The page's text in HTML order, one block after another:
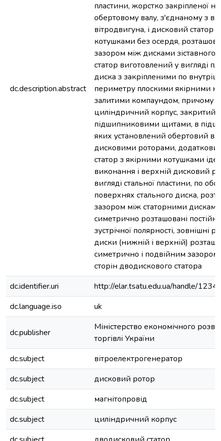
dc.description.abstract
пластини, жорстко закріпленої на
обертовому валу, з'єднаному з
вітродвигуна, і дисковий статор
котушками без осердя,
зазором між дисками зіставного
статор виготовлений у вигляді
диска з закріпленими по
периметру плоскими якірними
залитими компаундом, причому
циліндричний корпус, закритий
підшипниковими щитами, в
яких установлений обертовий
дисковими роторами,
статор з якірними котушками
виконання і верхній дисковий
вигляді стальної пластини, по
поверхнях стального диска,
зазором між статорними
симетрично розташовані постійні
зустрічної полярності, зовнішні
диски (нижній і верхній)
симетрично і подвійним зазором
сторін дводискового статора
dc.identifier.uri
http://elar.tsatu.edu.ua/handle/
dc.language.iso
uk
dc.publisher
Міністерство економічного
торгівлі України
dc.subject
вітроелектрогенератор
dc.subject
дисковий ротор
dc.subject
магнітопровід
dc.subject
циліндричний корпус